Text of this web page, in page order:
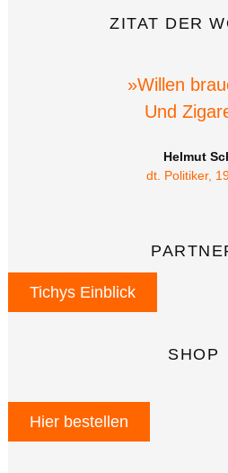
ZITAT DER
»Willen
Und
Helmut
dt. Politiker,
Tichys Einblick
SHOP
Hier bestellen